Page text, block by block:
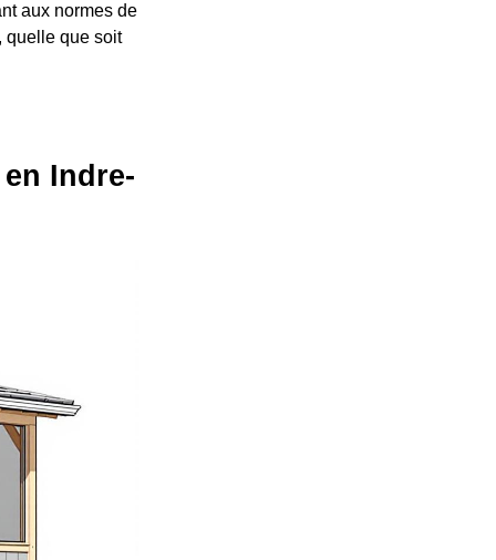
aux normes de
quelle que soit
Indre-